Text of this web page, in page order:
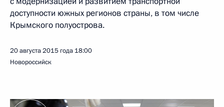
доступности южных регионов страны, в том числе
Крымского полуострова.
20 августа 2015 года 18:00
Новороссийск